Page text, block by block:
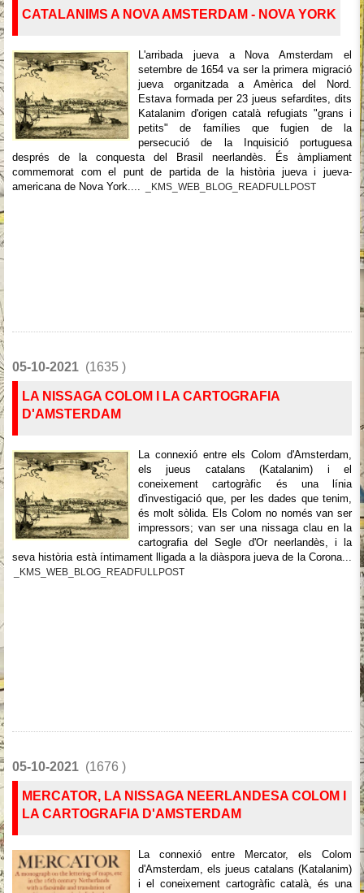
CATALANIMS A NOVA AMSTERDAM - NOVA YORK
L'arribada jueva a Nova Amsterdam el
setembre de 1654 va ser la primera migració
jueva organitzada a Amèrica del Nord.
Estava formada per 23 jueus sefardites, dits
Katalanim d'origen català refugiats "grans i
petits" de famílies que fugien de la
persecució de la Inquisició portuguesa
després de la conquesta del Brasil neerlandès. És àmpliament
commemorat com el punt de partida de la història jueva i jueva-
americana de Nova York....
_KMS_WEB_BLOG_READFULLPOST
05-10-2021 (1635 )
LA NISSAGA COLOM I LA CARTOGRAFIA
D'AMSTERDAM
La connexió entre els Colom d'Amsterdam,
els jueus catalans (Katalanim) i el
coneixement cartogràfic és una línia
d'investigació que, per les dades que tenim,
és molt sòlida. Els Colom no només van ser
impressors; van ser una nissaga clau en la
cartografia del Segle d'Or neerlandès, i la
seva història està íntimament lligada a la diàspora jueva de la Corona...
_KMS_WEB_BLOG_READFULLPOST
05-10-2021 (1676 )
MERCATOR, LA NISSAGA NEERLANDESA COLOM I
LA CARTOGRAFIA D'AMSTERDAM
La connexió entre Mercator, els Colom
d'Amsterdam, els jueus catalans (Katalanim)
i el coneixement cartogràfic català, és una